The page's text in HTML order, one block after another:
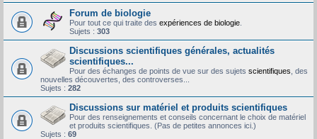
Forum de biologie
Pour tout ce qui traite des expériences de biologie
Sujets : 303
Discussions scientifiques générales, actualités
scientifiques...
Pour des échanges de points de vue sur des sujets scientifiques , des
nouvelles découvertes, des controverses...
Sujets : 282
Discussions sur matériel et produits scientifiques
Pour des renseignements et conseils concernant le choix de matériel
et produits scientifiques. (Pas de petites annonces ici.)
Sujets : 69